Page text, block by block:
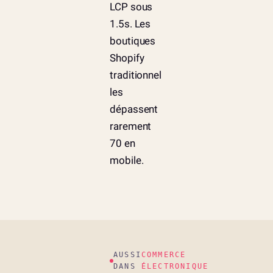
LCP sous
1.5s. Les
boutiques
Shopify
traditionnel
les
dépassent
rarement
70 en
mobile.
AUSSI
DANS
COMMERCE
ÉLECTRONIQUE